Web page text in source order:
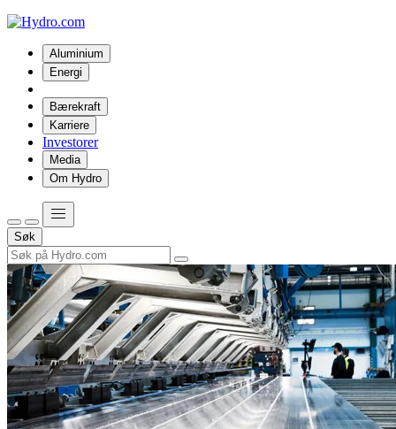
Aluminium
Energi
Bærekraft
Karriere
Investorer
Media
Om Hydro
Søk